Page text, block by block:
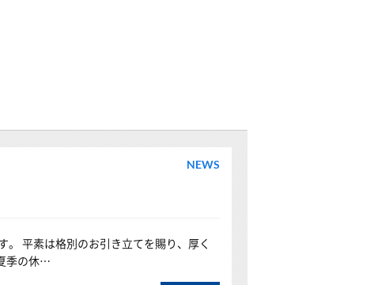
NEWS
平素は格別のお引き立てを賜り、厚く
季の休…